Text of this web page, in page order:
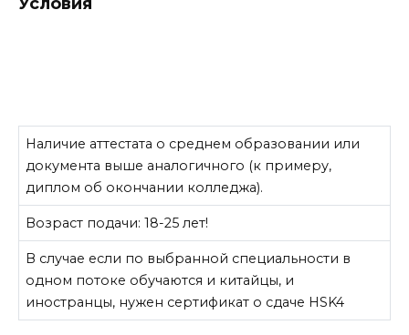
Наличие аттестата о среднем образовании или
документа выше аналогичного (к примеру,
диплом об окончании колледжа).
Возраст подачи: 18-25 лет!
В случае если по выбранной специальности в
одном потоке обучаются и китайцы, и
иностранцы, нужен сертификат о сдаче HSK4